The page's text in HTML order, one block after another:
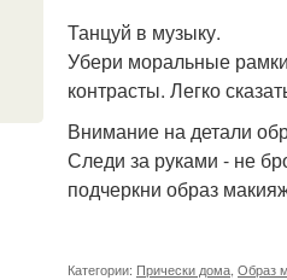
Танцуй в музыку.
Убери моральные
контрасты. Легко
Внимание на детали
Следи за руками - не
подчеркни образ
Категории: Прически дома Образ